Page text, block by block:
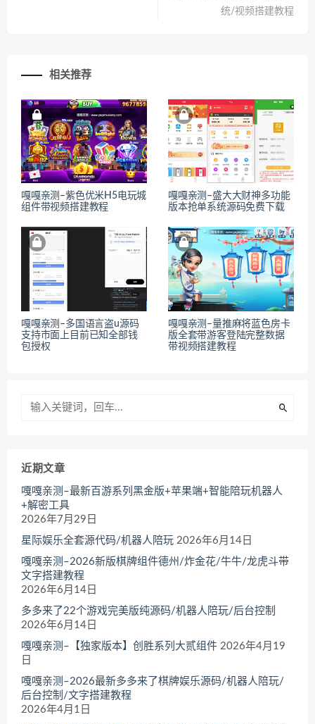
统/视频搭建教程
相关推荐
嘎嘎亲测–紫色优米H5电玩城
组件带视频搭建教程
嘎嘎亲测–盛大大财神多功能
版本抢单系统源码免费下载
嘎嘎亲测–多国语言盗u源码
支持市面上目前已知全部钱
包授权
嘎嘎亲测–量推麻将蓝色房卡
版全套带游客登陆完整数据
带视频搭建教程
近期文章
嘎嘎亲测–最新百游系列黑金版+苹果端+智能陪玩机器人
+解密工具
2026年7月29日
星际娱乐全套源代码/机器人陪玩 2026年6月14日
嘎嘎亲测–2026新版棋牌组件德州/炸金花/牛牛/龙虎斗带
文字搭建教程
2026年6月14日
多多来了22个游戏完美版纯源码/机器人陪玩/后台控制
2026年6月14日
嘎嘎亲测–【独家版本】创胜系列大贰组件 2026年4月19
日
嘎嘎亲测–2026最新多多来了棋牌娱乐源码/机器人陪玩/
后台控制/文字搭建教程
2026年4月1日